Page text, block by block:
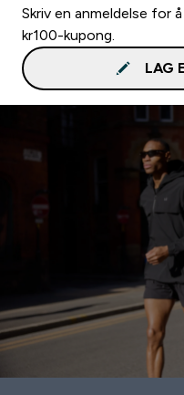
Skriv en anmeldelse for
kr100-kupong.
LAG